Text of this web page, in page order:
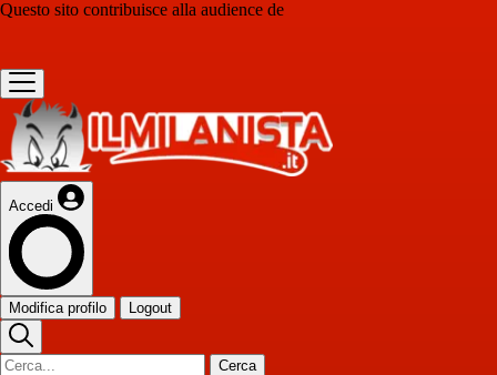
Questo sito contribuisce alla audience de
Accedi
Modifica profilo Logout
Cerca